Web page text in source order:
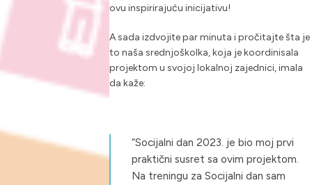
ovu inspirirajuću inicijativu!
A sada izdvojite par minuta i pročitajte šta je
to naša srednjoškolka, koja je koordinisala
projektom u svojoj lokalnoj zajednici, imala
da kaže:
“Socijalni dan 2023. je bio moj prvi
praktični susret sa ovim projektom.
Na treningu za Socijalni dan sam